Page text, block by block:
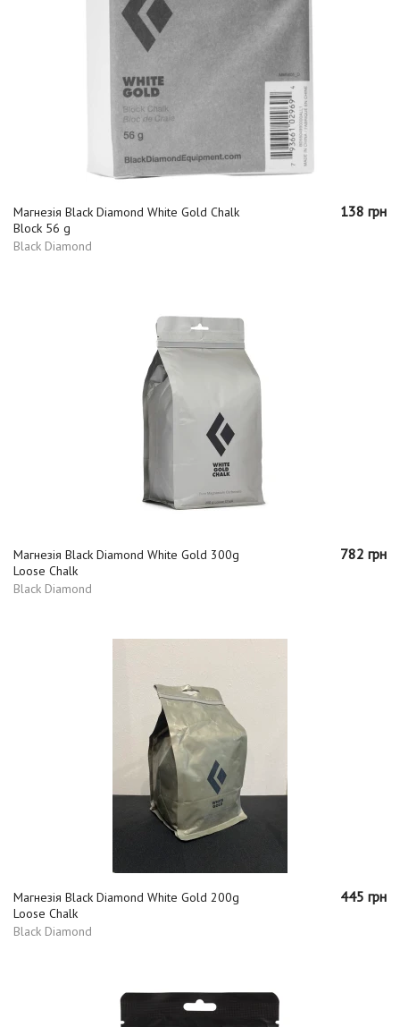
Магнезія Black Diamond White Gold Chalk
Block 56 g
Black Diamond
138 грн
Магнезія Black Diamond White Gold 300g
Loose Chalk
Black Diamond
782 грн
Магнезія Black Diamond White Gold 200g
Loose Chalk
Black Diamond
445 грн